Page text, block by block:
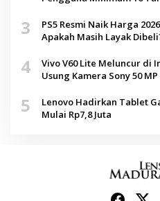
3
PS5 Resmi Naik Harga
Apakah Masih Layak
4
Vivo V60 Lite Meluncur di
Usung Kamera Sony 50 MP
5
Lenovo Hadirkan Tablet
Mulai Rp7,8 Juta